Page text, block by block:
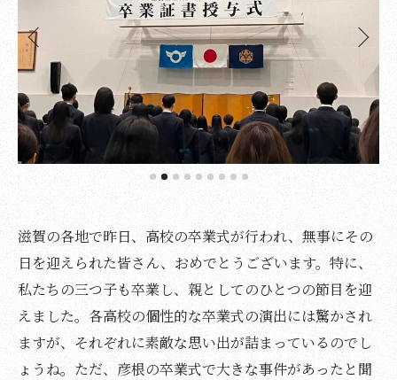
滋賀の各地で昨日、高校の卒業式が行われ、無事にその
日を迎えられた皆さん、おめでとうございます。特に、
私たちの三つ子も卒業し、親としてのひとつの節目を迎
えました。各高校の個性的な卒業式の演出には驚かされ
ますが、それぞれに素敵な思い出が詰まっているのでし
ょうね。ただ、彦根の卒業式で大きな事件があったと聞